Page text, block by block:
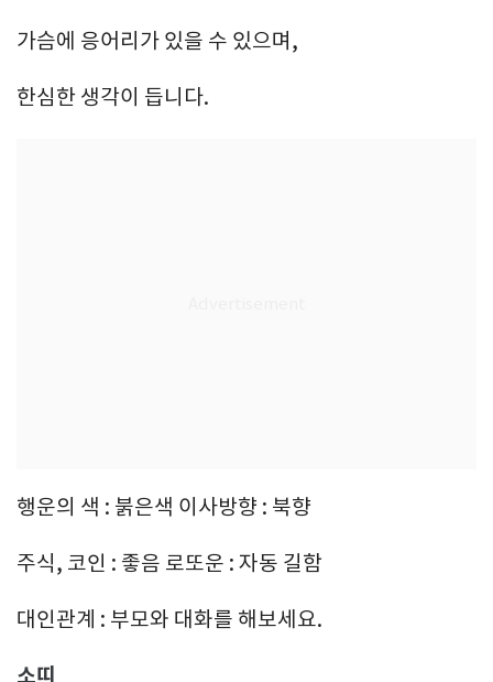
가슴에 응어리가 있을 수 있으며,
한심한 생각이 듭니다.
행운의 색 : 붉은색 이사방향 : 북향
주식, 코인 : 좋음 로또운 : 자동 길함
대인관계 : 부모와 대화를 해보세요.
소띠